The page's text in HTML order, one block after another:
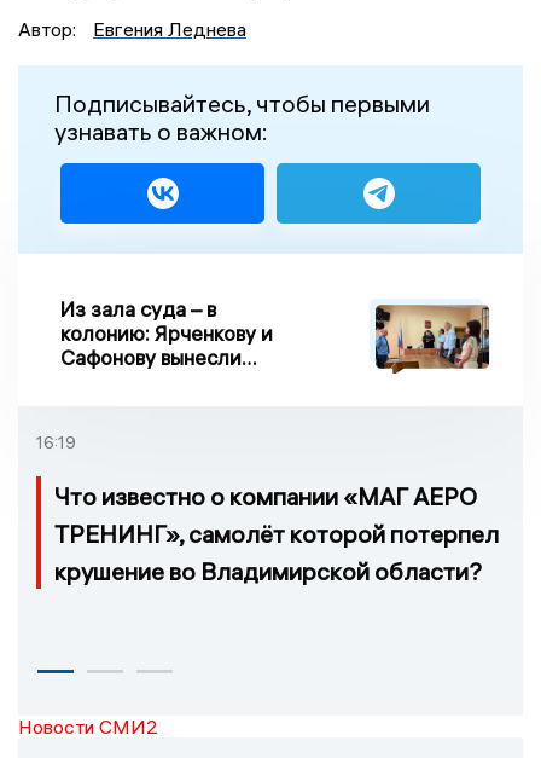
Автор:
Евгения Леднева
Подписывайтесь, чтобы первыми
узнавать о важном:
Из зала суда – в
колонию: Ярченкову и
Сафонову вынесли
16:19
Что известно о компании «МАГ АЕРО
ТРЕНИНГ», самолёт которой потерпел
крушение во Владимирской области?
Новости СМИ2